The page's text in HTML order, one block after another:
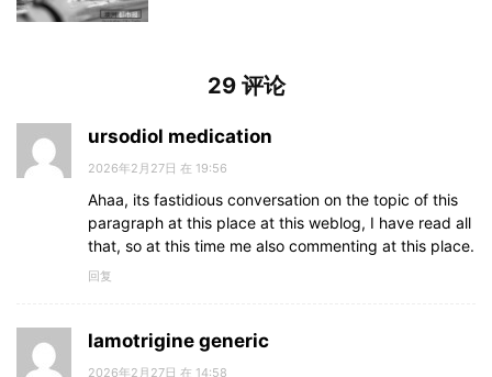
29 评论
ursodiol medication
2026年2月27日 在 19:56
Ahaa, its fastidious conversation on the topic of this
paragraph at this place at this weblog, I have read all
that, so at this time me also commenting at this place.
回复
lamotrigine generic
2026年2月27日 在 14:58